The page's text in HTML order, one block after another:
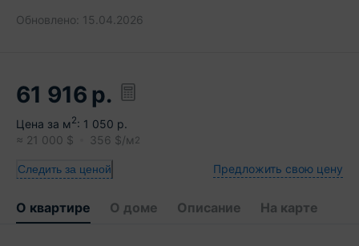
Обновлено: 15.04.2026
61 916 р.
Цена за м2: 1 050 р.
≈ 21 000 $ 356 $/м 2
Следить за ценой Предложить свою цену
О квартире О доме Описание На карте